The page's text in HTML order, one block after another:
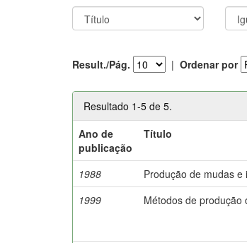
Result./Pág. | Ordenar por
Resultado 1-5 de 5.
Ano de
publicação
Título
1988 Produção de mudas
1999
Métodos de produção